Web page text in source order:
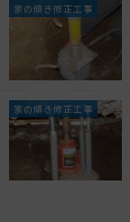
家の傾き修正工事
家の傾き修正工事